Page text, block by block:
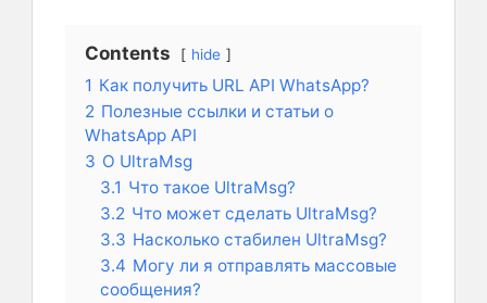
Contents hide
1 Как получить URL API WhatsApp?
2 Полезные ссылки и статьи о
WhatsApp API
3 О UltraMsg
3.1 Что такое UltraMsg?
3.2 Что может сделать UltraMsg?
3.3 Насколько стабилен UltraMsg?
3.4 Могу ли я отправлять массовые
сообщения?